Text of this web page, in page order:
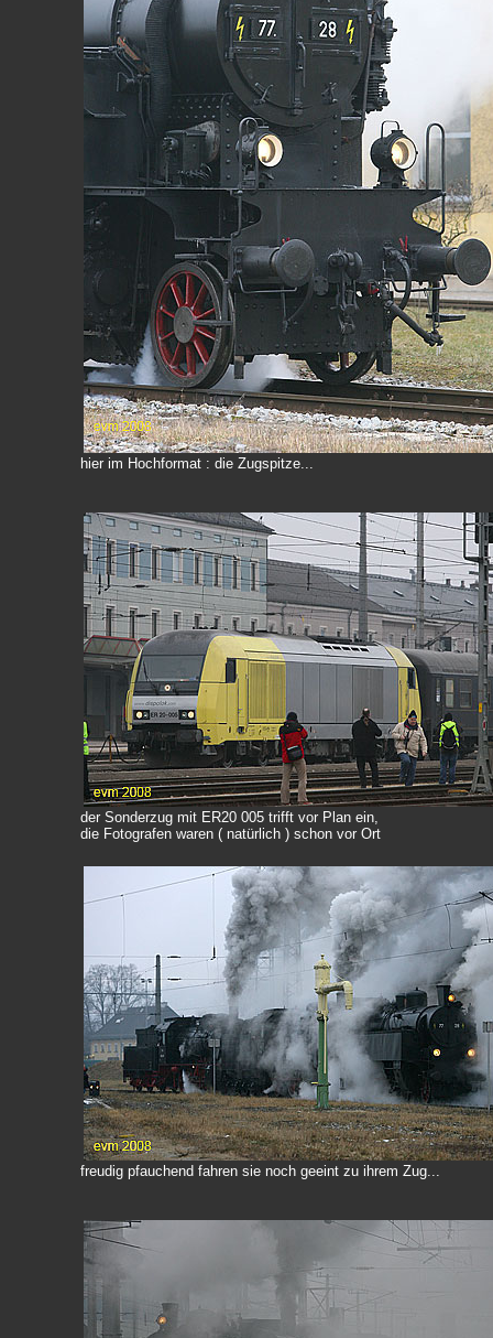
hier im Hochformat : die Zugspitze...
der Sonderzug mit ER20 005 trifft vor Plan ein,
die Fotografen waren ( natürlich ) schon vor Ort
freudig pfauchend fahren sie noch geeint zu ihrem Zug...